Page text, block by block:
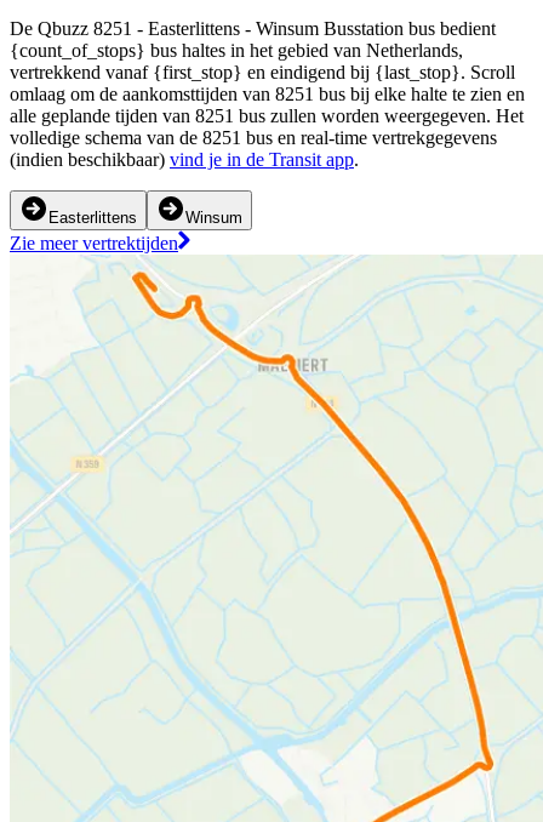
De Qbuzz 8251 - Easterlittens - Winsum Busstation bus bedient
{count_of_stops} bus haltes in het gebied van Netherlands,
vertrekkend vanaf {first_stop} en eindigend bij {last_stop}. Scroll
omlaag om de aankomsttijden van 8251 bus bij elke halte te zien en
alle geplande tijden van 8251 bus zullen worden weergegeven. Het
volledige schema van de 8251 bus en real-time vertrekgegevens
(indien beschikbaar) vind je in de Transit app.
Easterlittens Winsum
Zie meer vertrektijden